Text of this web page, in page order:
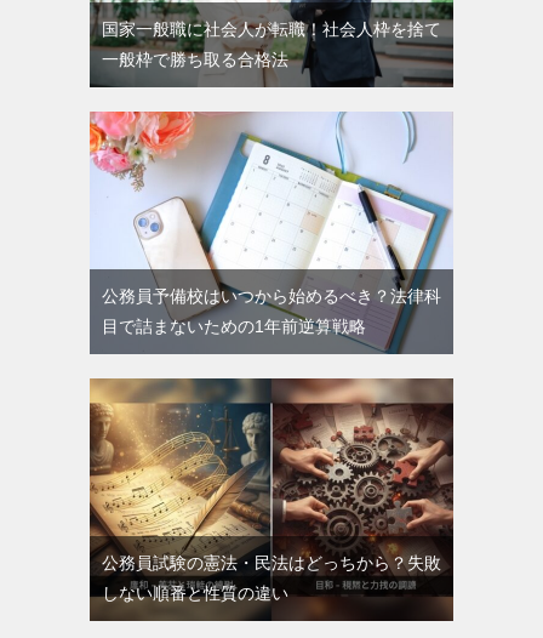
国家一般職に社会人が転職！社会人枠を捨て
一般枠で勝ち取る合格法
公務員予備校はいつから始めるべき？法律科
目で詰まないための1年前逆算戦略
公務員試験の憲法・民法はどっちから？失敗
しない順番と性質の違い